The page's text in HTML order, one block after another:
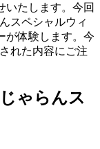
いたします。今回
スペシャルウィ
体験します。今
れた内容にご注
ゃらんス